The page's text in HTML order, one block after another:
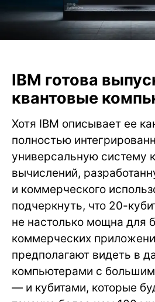
IBM готова
квантовые
Хотя IBM описывает ее
полностью
универсальную систему
вычислений,
и коммерческого
подчеркнуть, что 20-
не настолько мощна для
коммерческих
предполагают видеть в
компьютерами с
— и кубитами, которые